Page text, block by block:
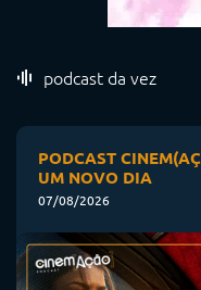
podcast da vez
PODCAST
UM NOVO DIA
07/08/2026